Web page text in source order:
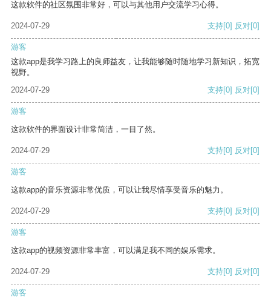
这款软件的社区氛围非常好，可以与其他用户交流学习心得。
2024-07-29 支持[0] 反对[0]
游客
这款app是我学习路上的良师益友，让我能够随时随地学习新知识，拓宽
视野。
2024-07-29
支持[0] 反对[0]
游客
这款软件的界面设计非常简洁，一目了然。
2024-07-29 支持[0] 反对[0]
游客
这款app的音乐资源非常优质，可以让我尽情享受音乐的魅力。
2024-07-29 支持[0] 反对[0]
游客
这款app的视频资源非常丰富，可以满足我不同的娱乐需求。
2024-07-29 支持[0] 反对[0]
游客